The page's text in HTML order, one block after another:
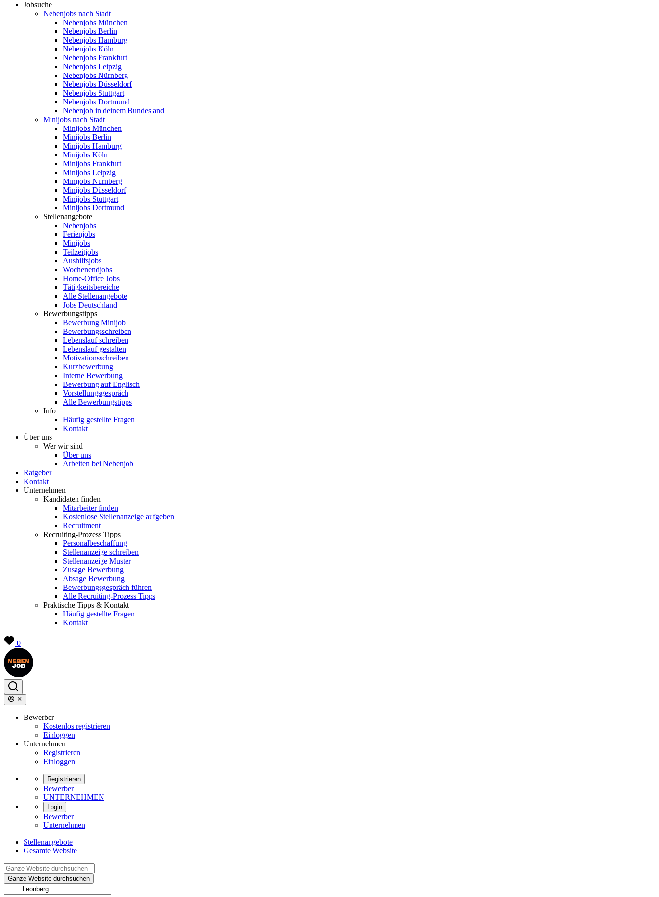
Jobsuche
Nebenjobs nach Stadt
Nebenjobs München
Nebenjobs Berlin
Nebenjobs Hamburg
Nebenjobs Köln
Nebenjobs Frankfurt
Nebenjobs Leipzig
Nebenjobs Nürnberg
Nebenjobs Düsseldorf
Nebenjobs Stuttgart
Nebenjobs Dortmund
Nebenjob in deinem Bundesland
Minijobs nach Stadt
Minijobs München
Minijobs Berlin
Minijobs Hamburg
Minijobs Köln
Minijobs Frankfurt
Minijobs Leipzig
Minijobs Nürnberg
Minijobs Düsseldorf
Minijobs Stuttgart
Minijobs Dortmund
Stellenangebote
Nebenjobs
Ferienjobs
Minijobs
Teilzeitjobs
Aushilfsjobs
Wochenendjobs
Home-Office Jobs
Tätigkeitsbereiche
Alle Stellenangebote
Jobs Deutschland
Bewerbungstipps
Bewerbung Minijob
Bewerbungsschreiben
Lebenslauf schreiben
Lebenslauf gestalten
Motivationsschreiben
Kurzbewerbung
Interne Bewerbung
Bewerbung auf Englisch
Vorstellungsgespräch
Alle Bewerbungstipps
Info
Häufig gestellte Fragen
Kontakt
Über uns
Wer wir sind
Über uns
Arbeiten bei Nebenjob
Ratgeber
Kontakt
Unternehmen
Kandidaten finden
Mitarbeiter finden
Kostenlose Stellenanzeige aufgeben
Recruitment
Recruiting-Prozess Tipps
Personalbeschaffung
Stellenanzeige schreiben
Stellenanzeige Muster
Zusage Bewerbung
Absage Bewerbung
Bewerbungsgespräch führen
Alle Recruiting-Prozess Tipps
Praktische Tipps & Kontakt
Häufig gestellte Fragen
Kontakt
0
Bewerber
Kostenlos registrieren
Einloggen
Unternehmen
Registrieren
Einloggen
Registrieren
Bewerber
UNTERNEHMEN
Login
Bewerber
Unternehmen
Stellenangebote
Gesamte Website